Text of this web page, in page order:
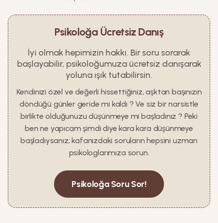
Psikoloğa Ücretsiz Danış
İyi olmak hepimizin hakkı. Bir soru sorarak
başlayabilir, psikoloğumuza ücretsiz danışarak
yoluna ışık tutabilirsin.
Kendinizi özel ve değerli hissettiğiniz, aşktan başınızın
döndüğü günler geride mi kaldı ? Ve siz bir narsistle
birlikte olduğunuzu düşünmeye mi başladınız ? Peki
ben ne yapıcam şimdi diye kara kara düşünmeye
başladıysanız; kafanızdaki soruların hepsini uzman
psikologlarımıza sorun.
Psikoloğa Soru Sor!